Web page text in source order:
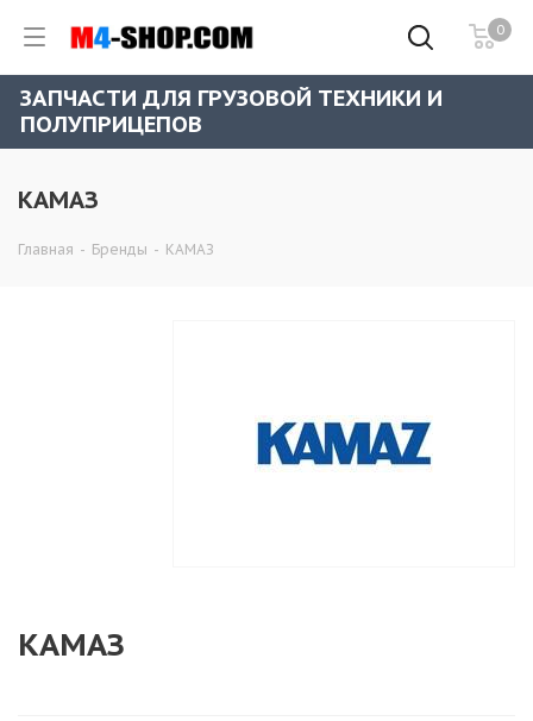
0
ЗАПЧАСТИ ДЛЯ ГРУЗОВОЙ ТЕХНИКИ И
ПОЛУПРИЦЕПОВ
КАМАЗ
Главная - Бренды - КАМАЗ
КАМАЗ